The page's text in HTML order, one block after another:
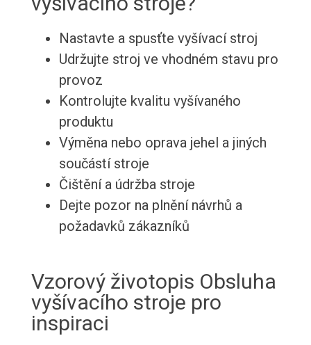
Nastavte a spusťte vyšívací stroj
Udržujte stroj ve vhodném stavu pro
provoz
Kontrolujte kvalitu vyšívaného
produktu
Výměna nebo oprava jehel a jiných
součástí stroje
Čištění a údržba stroje
Dejte pozor na plnění návrhů a
požadavků zákazníků
Vzorový životopis Obsluha
vyšívacího stroje pro
inspiraci